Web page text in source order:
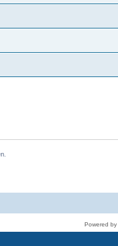
Powered by